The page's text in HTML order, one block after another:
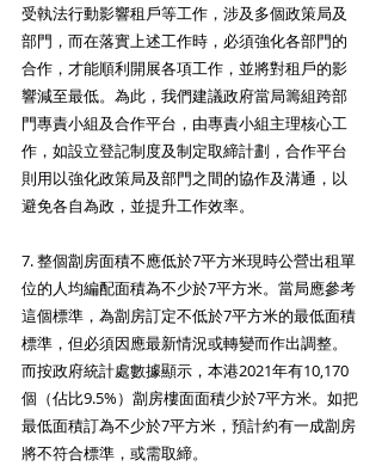
受執法行動影響租戶等工作，涉及多個政策局及
部門，而在落實上述工作時，必須強化各部門的
合作，才能順利開展各項工作，並將對租戶的影
響減至最低。為此，我們建議政府當局籌組跨部
門專責小組及合作平台，由專責小組主理核心工
作，如設立登記制度及制定取締計劃，合作平台
則用以強化政策局及部門之間的協作及溝通，以
避免各自為政，並提升工作效率。
7. 整個劏房面積不應低於7平方米現時公營出租單
位的人均編配面積為不少於7平方米。當局應參考
這個標準，為劏房訂定不低於7平方米的最低面積
標準，但必須因應最新情況或轉變而作出調整。
而按政府統計處數據顯示，本港2021年有10,170
個（佔比9.5%）劏房樓面面積少於7平方米。如把
最低面積訂為不少於7平方米，預計約有一成劏房
將不符合標準，或需取締。